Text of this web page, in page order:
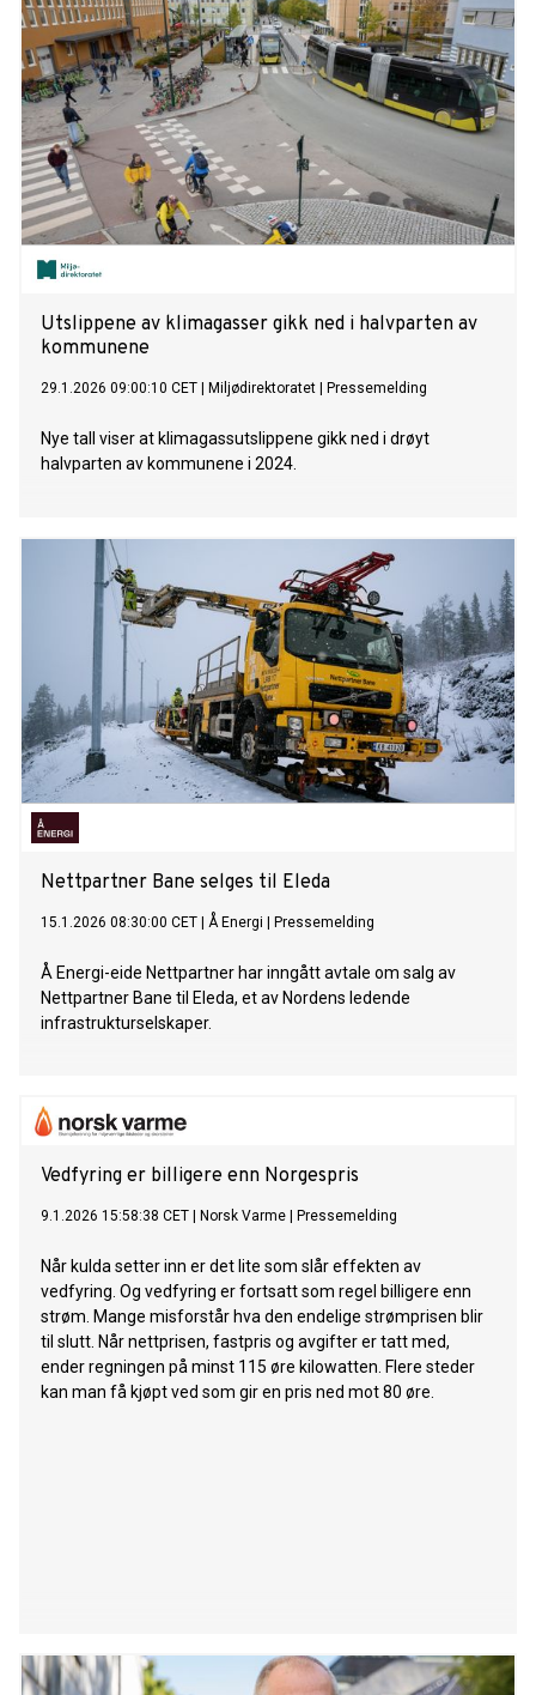
Utslippene av klimagasser gikk ned i halvparten av
kommunene
29.1.2026 09:00:10 CET Miljødirektoratet Pressemelding
Nye tall viser at klimagassutslippene gikk ned i drøyt
halvparten av kommunene i 2024.
Nettpartner Bane selges til Eleda
15.1.2026 08:30:00 CET Å Energi Pressemelding
Å Energi-eide Nettpartner har inngått avtale om salg av
Nettpartner Bane til Eleda, et av Nordens ledende
infrastrukturselskaper.
Vedfyring er billigere enn Norgespris
9.1.2026 15:58:38 CET Norsk Varme Pressemelding
Når kulda setter inn er det lite som slår effekten av
vedfyring. Og vedfyring er fortsatt som regel billigere enn
strøm. Mange misforstår hva den endelige strømprisen blir
til slutt. Når nettprisen, fastpris og avgifter er tatt med,
ender regningen på minst 115 øre kilowatten. Flere steder
kan man få kjøpt ved som gir en pris ned mot 80 øre.